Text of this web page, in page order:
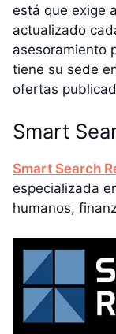
está que exige
actualizado
asesoramiento
tiene su sede
ofertas
Smart
Smart Search
especializada
humanos,